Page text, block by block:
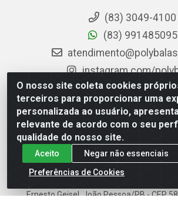
O nosso site coleta cookies
terceiros para proporcionar uma
personalizada ao usuário,
relevante de acordo com o seu
qualidade do nosso site.
Aceito
Negar não essenciais
Preferências de Cookies
(83) 3049-4100
(83) 991485095
instagram.com/
facebook.com/
Baixe já o APP da
Ernesto Geisel, João Pessoa/PB - CEP